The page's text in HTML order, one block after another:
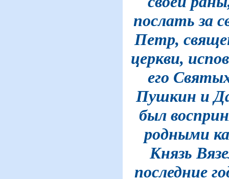
послать за
Петр,
церкви,
его
Пушкин и
был
родными
Князь
последние